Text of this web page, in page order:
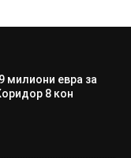
милиони евра за
8 кон